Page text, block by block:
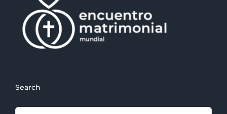
Search